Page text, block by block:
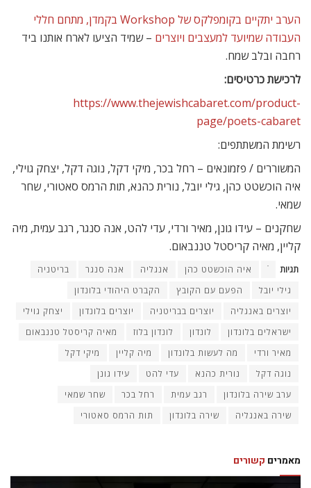
הערב יתקיים בקומפלקס של Workshop בקמדן, מתחם חללי
העבודה שמיועד למעצבים ויוצרים – שמיד הציעו לארח אותנו ביד
רחבה ובלב שמח.
לרכישת כרטיסים:
https://www.thejewishcabaret.com/product-
page/poets-cabaret
רשימת המשתתפים:
המשוררים / פזמונאים – רחל בכר, מיקי דקל, נוגה דקל, יצחק גוילי,
איה הוכשטט כהן, גילי יובל, נורית כהנא, תות הרמס סאטורי, שחר
שמאי.
שחקנים – עידו גונן, מאיר ורדי, עדי להט, אנה סנגר, רגב עמית, מיה
קליין, מאיה קריסטל טננבאום.
תגיות ֿ איה הוכשטט כהן אנגליה אנה סנגר
בריטניה
גילי יובל
הפעם עם הקובץ
הקברט היהודי בלונדון
יוצרים באנגליה
יוצרים בבריטניה יוצרים בלונדון
יצחק גוילי
ישראלים בלונדון
לונדון לונדון בלוז
מאיה קריסטל טננבאום
מאיר ורדי
מה לעשות בלונדון מיה קליין
מיקי דקל
נוגה דקל
נורית כהנא עדי להט
עידו גונן
ערב שירה בלונדון
רגב עמית רחל בכר
שחר שמאי
שירה באנגליה
שירה בלונדון תות הרמס סאטורי
מאמרים קשורים